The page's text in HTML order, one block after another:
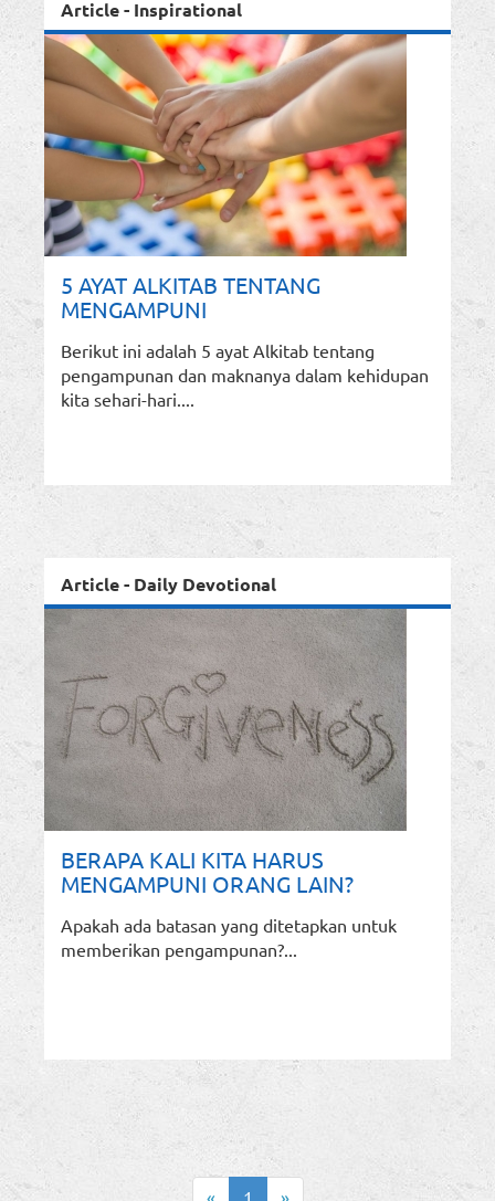
Article - Inspirational
5 AYAT ALKITAB TENTANG
MENGAMPUNI
Berikut ini adalah 5 ayat Alkitab tentang
pengampunan dan maknanya dalam kehidupan
kita sehari-hari....
Article - Daily Devotional
BERAPA KALI KITA HARUS
MENGAMPUNI ORANG LAIN?
Apakah ada batasan yang ditetapkan untuk
memberikan pengampunan?...